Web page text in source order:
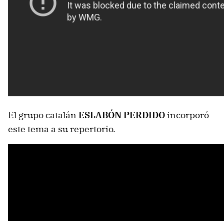
El grupo catalán ESLABÓN PERDIDOincorporó
este tema a su repertorio.